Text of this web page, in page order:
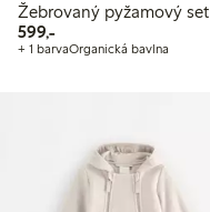
Žebrovaný pyžamový set
599,-599,00 Kč
+ 1 barvaOrganická bavlna